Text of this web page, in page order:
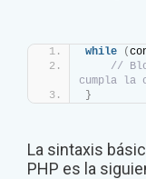
while (
//
cumpla la
}
La sintaxis
PHP es la